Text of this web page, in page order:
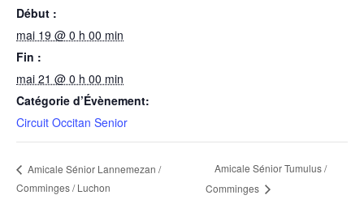
Début :
mai 19 @ 0 h 00 min
Fin :
mai 21 @ 0 h 00 min
Catégorie d’Évènement:
Circuit Occitan Senior
Amicale Sénior Lannemezan /
Comminges / Luchon
Amicale Sénior Tumulus /
Comminges